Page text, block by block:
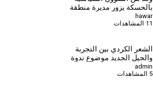
بالحسكة يزور مديرة منطقة
قامشلو لتهنئتها بمنصبها
الجديد
hawar
11 المشاهدات
⁣الشعر الكردي بين التجربة
والجيل الجديد موضوع ندوة
أدبية في قامشلو
admin
5 المشاهدات